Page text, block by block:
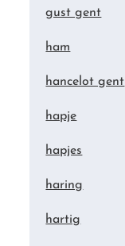
gust gent
ham
hancelot gent
hapje
hapjes
haring
hartig